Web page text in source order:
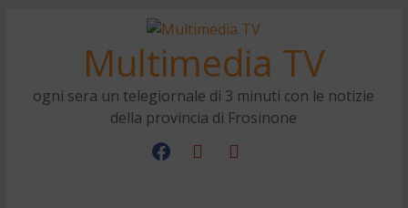
Multimedia TV
ogni sera un telegiornale di 3 minuti con le notizie
della provincia di Frosinone